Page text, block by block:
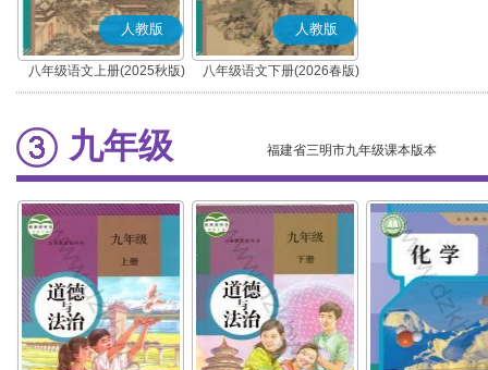
人教版
八年级语文上册(2025秋版)
(部编版)
人教版
八年级语文下册(2026春版)
(部编版)
九年级 福建省三明市九年级课本版本